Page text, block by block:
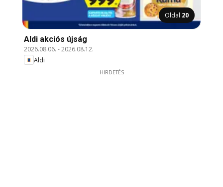
Oldal 20
Aldi akciós újság
2026.08.06. -2026.08.12.
Aldi
HIRDETÉS